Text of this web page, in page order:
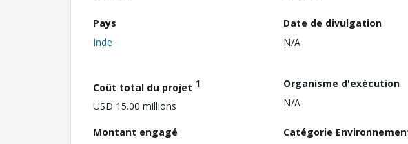
Pays
Inde
Date de divulgation
N/A
Coût total du projet 1
USD 15.00 millions
Organisme d'exécution
N/A
Montant engagé
Catégorie